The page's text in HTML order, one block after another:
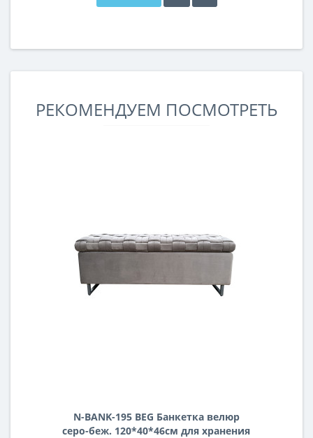
РЕКОМЕНДУЕМ ПОСМОТРЕТЬ
N-BANK-195 BEG Банкетка велюр
серо-беж. 120*40*46см для хранения